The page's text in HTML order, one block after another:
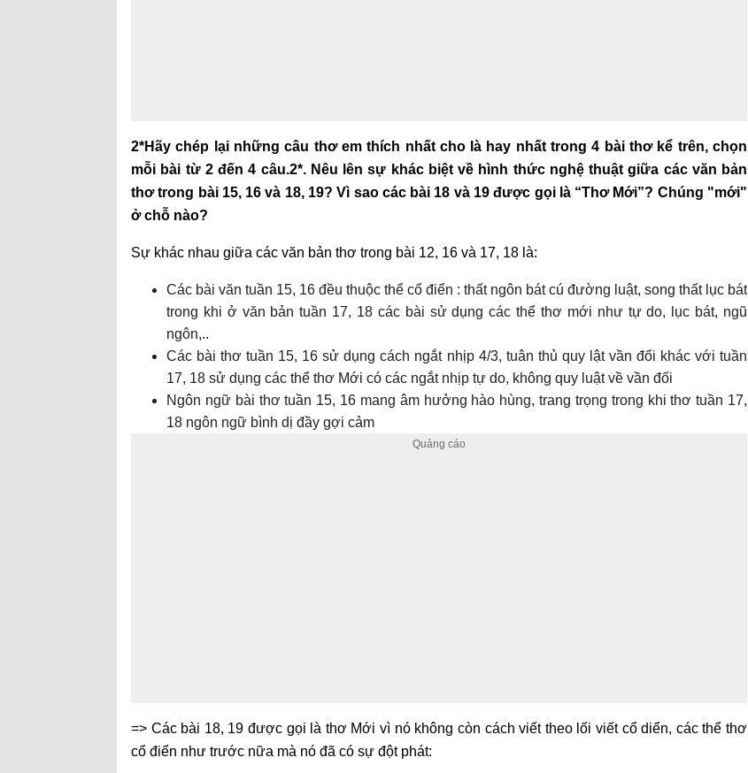
2*Hãy chép lại những câu thơ em thích nhất cho là hay nhất trong 4 bài thơ kể trên, chọn
mỗi bài từ 2 đến 4 câu.2*. Nêu lên sự khác biệt về hình thức nghệ thuật giữa các văn bản
thơ trong bài 15, 16 và 18, 19? Vì sao các bài 18 và 19 được gọi là “Thơ Mới”? Chúng "mới"
ở chỗ nào?
Sự khác nhau giữa các văn bản thơ trong bài 12, 16 và 17, 18 là:
Các bài văn tuần 15, 16 đều thuộc thể cổ điển : thất ngôn bát cú đường luật, song thất lục bát
trong khi ở văn bản tuần 17, 18 các bài sử dụng các thể thơ mới như tự do, lục bát, ngũ
ngôn,..
Các bài thơ tuần 15, 16 sử dụng cách ngắt nhịp 4/3, tuân thủ quy lật vần đối khác với tuần
17, 18 sử dụng các thể thơ Mới có các ngắt nhịp tự do, không quy luật về vần đối
Ngôn ngữ bài thơ tuần 15, 16 mang âm hưởng hào hùng, trang trọng trong khi thơ tuần 17,
18 ngôn ngữ bình dị đầy gợi cảm
=> Các bài 18, 19 được gọi là thơ Mới vì nó không còn cách viết theo lối viết cổ diển, các thể thơ
cổ điển như trước nữa mà nó đã có sự đột phát: